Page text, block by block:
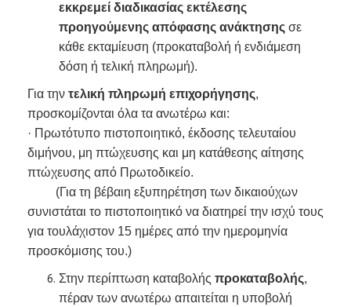
εκκρεμεί διαδικασίας εκτέλεσης
προηγούμενης απόφασης ανάκτησης σε
κάθε εκταμίευση (προκαταβολή ή ενδιάμεση
δόση ή τελική πληρωμή).
Για την τελική πληρωμή επιχορήγησης,
προσκομίζονται όλα τα ανωτέρω και:
· Πρωτότυπο πιστοποιητικό, έκδοσης τελευταίου
διμήνου, μη πτώχευσης και μη κατάθεσης αίτησης
πτώχευσης από Πρωτοδικείο.
(Για τη βέβαιη εξυπηρέτηση των δικαιούχων
συνιστάται το πιστοποιητικό να διατηρεί την ισχύ τους
για τουλάχιστον 15 ημέρες από την ημερομηνία
προσκόμισης του.)
Στην περίπτωση καταβολής προκαταβολής,
πέραν των ανωτέρω απαιτείται η υποβολή